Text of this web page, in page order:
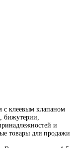
клеевым клапаном
бижутерии,
и
товары для продажи